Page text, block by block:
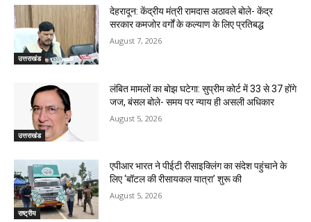
उत्तराखंड
देहरादून: केंद्रीय मंत्री रामदास अठावले बोले- केंद्र
सरकार कमजोर वर्गों के कल्याण के लिए प्रतिबद्ध
August 7, 2026
उत्तराखंड
लंबित मामलों का बोझ घटेगा: सुप्रीम कोर्ट में 33 से 37 होंगे
जज, बंसल बोले- समय पर न्याय ही असली अधिकार
August 5, 2026
राष्ट्रीय
एपीआर भारत ने पीईटी रीसाइक्लिंग का संदेश पहुंचाने के
लिए ‘बॉटल की रीसायकल यात्रा’ शुरू की
August 5, 2026